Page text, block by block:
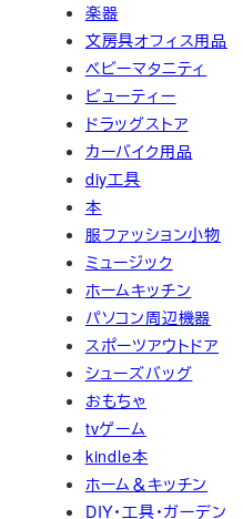
楽器
文房具オフィス用品
ベビーマタニティ
ビューティー
ドラッグストア
カーバイク用品
diy工具
本
服ファッション小物
ミュージック
ホームキッチン
パソコン周辺機器
スポーツアウトドア
シューズバッグ
おもちゃ
tvゲーム
kindle本
ホーム＆キッチン
DIY・工具・ガーデン